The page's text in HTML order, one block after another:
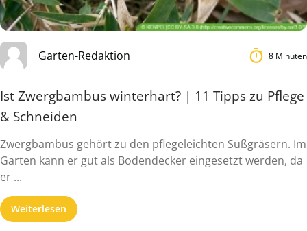
Garten-Redaktion 8 Minuten
Ist Zwergbambus winterhart? | 11 Tipps zu Pflege
& Schneiden
Zwergbambus gehört zu den pflegeleichten Süßgräsern. Im
Garten kann er gut als Bodendecker eingesetzt werden, da
er ...
Weiterlesen